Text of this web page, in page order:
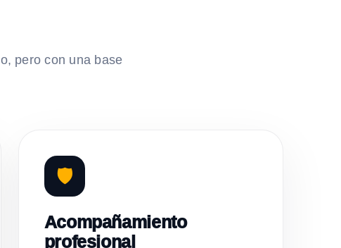
pero con una base
🛡️
Acompañamiento
profesional